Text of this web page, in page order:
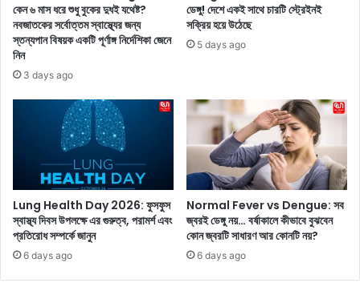
র্বা
চ
নে
র
আ
ভি
জি
ৎ
গ
ঙ্গো
খু
ব
চা
প
?
শ
রী
রে
কী
ক
রে
কেন ৬ মাস ধরে শুধু বুকের দুধই যথেষ্ট?
নবজাতকের সর্বোত্তম স্বাস্থ্যের জন্য
স্তন্যপান বিষয়ক একটি পূর্ণাঙ্গ নির্দেশিকা জেনে
নিন
3 days ago
ডেঙ্গু! দেশে একই সাথে চারটি স্ট্রেইনই
সক্রিয় হয়ে উঠেছে
5 days ago
Lung Health Day 2026: ফুসফুস
স্বাস্থ্য দিবস উপলক্ষে এর গুরুত্ব, পরামর্শ এবং
প্রতিরোধ সম্পর্কে জানুন
6 days ago
Normal Fever vs Dengue: সব
জ্বরই ডেঙ্গু নয়… বর্ষাকালে কীভাবে বুঝবেন
কোন জ্বরটি সাধারণ আর কোনটি নয়?
6 days ago